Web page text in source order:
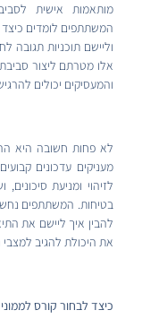
מותאמות אישית
המשתתפים לומדים כיצד
וליישם תוכניות תגובה
אלו מטרתם ליצור
והמעסיקים יכולים
לא פחות חשובה היא
מעניקים עדכונים
לזיהוי ומניעת
בטיחות. המשתתפים
להבין איך ליישם את
את היכולת להגיב למצבי
כיצד לבחור קורס